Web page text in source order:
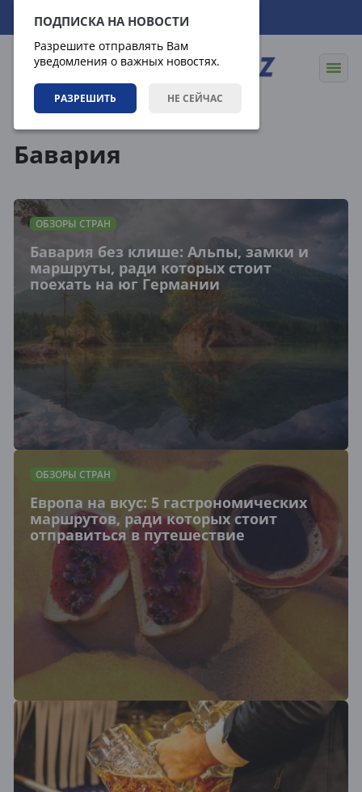
ПОДПИСКА НА НОВОСТИ
Разрешите отправлять Вам
уведомления о важных новостях.
РАЗРЕШИТЬ НЕ СЕЙЧАС
08.08.2026 18:29:18
Бавария
ОБЗОРЫ СТРАН
Бавария без клише: Альпы, замки и
маршруты, ради которых стоит
поехать на юг Германии
ОБЗОРЫ СТРАН
Европа на вкус: 5 гастрономических
маршрутов, ради которых стоит
отправиться в путешествие